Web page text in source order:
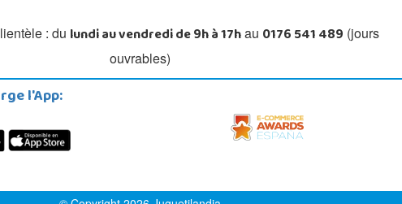
: du lundi au vendredi de 9h à 17hau 0176 541 489 (jours
ouvrables)
l'App: